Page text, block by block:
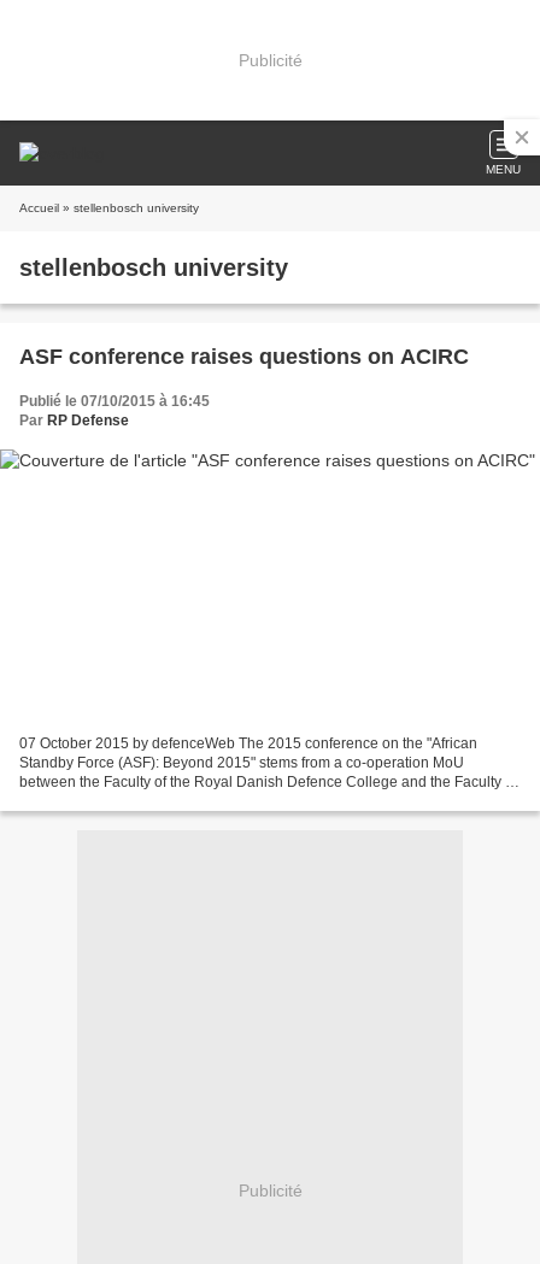
Publicité
MENU
Accueil » stellenbosch university
stellenbosch university
ASF conference raises questions on ACIRC
Publié le 07/10/2015 à 16:45
Par RP Defense
07 October 2015 by defenceWeb The 2015 conference on the "African
Standby Force (ASF): Beyond 2015" stems from a co-operation MoU
between the Faculty of the Royal Danish Defence College and the Faculty of
Publicité